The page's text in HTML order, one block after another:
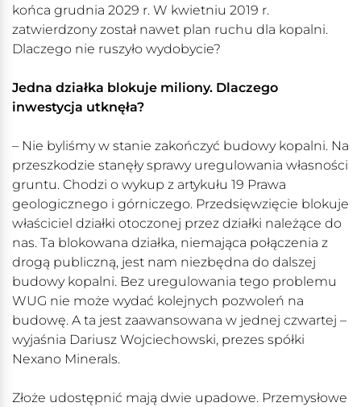
końca grudnia 2029 r. W kwietniu 2019 r.
zatwierdzony został nawet plan ruchu dla kopalni.
Dlaczego nie ruszyło wydobycie?
Jedna działka blokuje miliony. Dlaczego
inwestycja utknęła?
– Nie byliśmy w stanie zakończyć budowy kopalni. Na
przeszkodzie stanęły sprawy uregulowania własności
gruntu. Chodzi o wykup z artykułu 19 Prawa
geologicznego i górniczego. Przedsięwzięcie blokuje
właściciel działki otoczonej przez działki należące do
nas. Ta blokowana działka, niemająca połączenia z
drogą publiczną, jest nam niezbędna do dalszej
budowy kopalni. Bez uregulowania tego problemu
WUG nie może wydać kolejnych pozwoleń na
budowę. A ta jest zaawansowana w jednej czwartej –
wyjaśnia Dariusz Wojciechowski, prezes spółki
Nexano Minerals.
Złoże udostępnić mają dwie upadowe. Przemysłowe